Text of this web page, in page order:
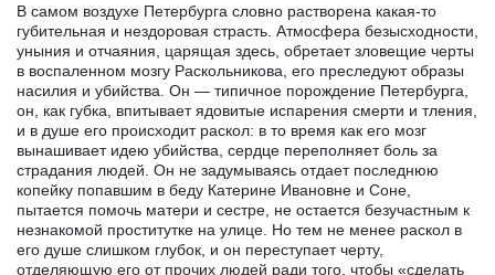
В самом воздухе Петербурга словно растворена какая-то
губительная и нездоровая страсть. Атмосфера безысходности,
уныния и отчаяния, царящая здесь, обретает зловещие черты
в воспаленном мозгу Раскольникова, его преследуют образы
насилия и убийства. Он — типичное порождение Петербурга,
он, как губка, впитывает ядовитые испарения смерти и тления,
и в душе его происходит раскол: в то время как его мозг
вынашивает идею убийства, сердце переполняет боль за
страдания людей. Он не задумываясь отдает последнюю
копейку попавшим в беду Катерине Ивановне и Соне,
пытается помочь матери и сестре, не остается безучастным к
незнакомой проститутке на улице. Но тем не менее раскол в
его душе слишком глубок, и он переступает черту,
отделяющую его от прочих людей ради того, чтобы «сделать